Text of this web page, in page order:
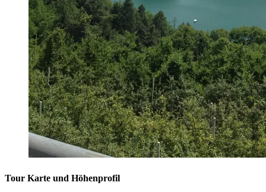
Tour Karte und Höhenprofil